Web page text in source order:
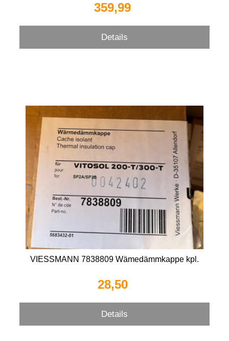
359,99 
Details
VIESSMANN 7838809 Wämedämmkappe kpl.
28,50 
Details